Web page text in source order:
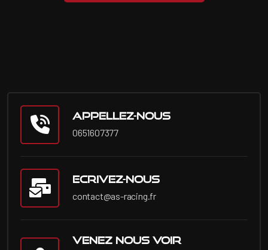
Appellez-nous
0651607377
Ecrivez-nous
contact@as-racing.fr
Venez nous voir